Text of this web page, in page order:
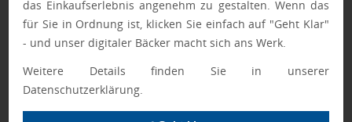
das Einkaufserlebnis angenehm zu gestalten. Wenn das
für Sie in Ordnung ist, klicken Sie einfach auf "Geht Klar"
- und unser digitaler Bäcker macht sich ans Werk.
Weitere Details finden Sie in unserer
Datenschutzerklärung.
Eine Water Gallon ist eine tolle
Erfindung für alle, die
regelmäßig Sport an den